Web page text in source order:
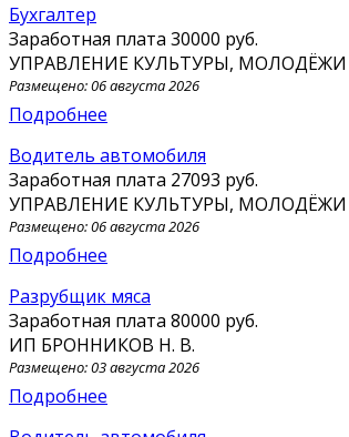
Бухгалтер
Заработная плата 30000 руб.
УПРАВЛЕНИЕ КУЛЬТУРЫ,
Размещено: 06 августа 2026
Подробнее
Водитель автомобиля
Заработная плата 27093 руб.
УПРАВЛЕНИЕ КУЛЬТУРЫ,
Размещено: 06 августа 2026
Подробнее
Разрубщик мяса
Заработная плата 80000 руб.
ИП БРОННИКОВ Н. В.
Размещено: 03 августа 2026
Подробнее